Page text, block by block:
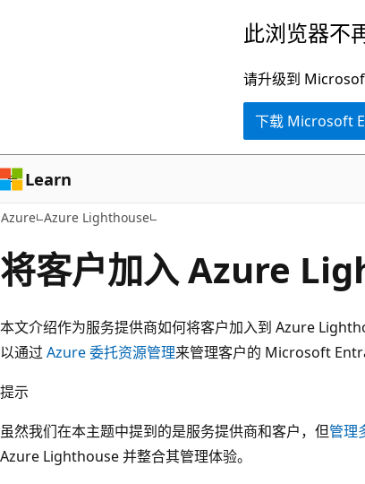
容
此浏览器不
请升级到
下载 Microsoft
Learn
Azure Azure Lighthouse
将客户加入 Azure
本文介绍作为服务提供商如何将客户加入到 Azure
以通过 Azure 委托资源管理来管理客户的 Microsoft
提示
虽然我们在本主题中提到的是服务提供商和客户，但管理
Azure Lighthouse 并整合其管理体验。